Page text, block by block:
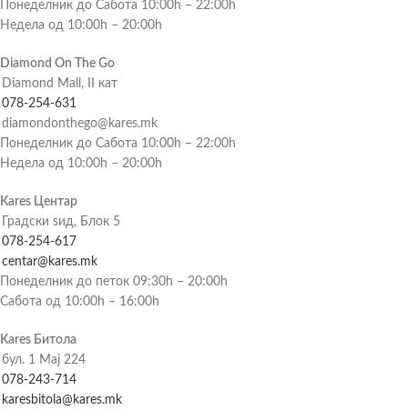
Понеделник до Сабота 10:00h – 22:00h
Недела од 10:00h – 20:00h
Diamond On The Go
Diamond Mall, II кат
078-254-631
diamondonthego@kares.mk
Понеделник до Сабота 10:00h – 22:00h
Недела од 10:00h – 20:00h
Kares Центар
Градски ѕид, Блок 5
078-254-617
centar@kares.mk
Понеделник до петок 09:30h – 20:00h
Сабота од 10:00h – 16:00h
Kares Битола
бул. 1 Мај 224
078-243-714
karesbitola@kares.mk